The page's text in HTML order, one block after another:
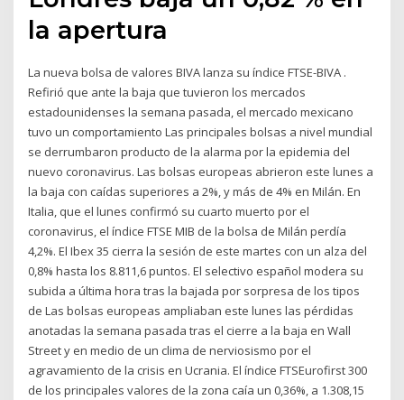
la apertura
La nueva bolsa de valores BIVA lanza su índice FTSE-BIVA .
Refirió que ante la baja que tuvieron los mercados
estadounidenses la semana pasada, el mercado mexicano
tuvo un comportamiento Las principales bolsas a nivel mundial
se derrumbaron producto de la alarma por la epidemia del
nuevo coronavirus. Las bolsas europeas abrieron este lunes a
la baja con caídas superiores a 2%, y más de 4% en Milán. En
Italia, que el lunes confirmó su cuarto muerto por el
coronavirus, el índice FTSE MIB de la bolsa de Milán perdía
4,2%. El Ibex 35 cierra la sesión de este martes con un alza del
0,8% hasta los 8.811,6 puntos. El selectivo español modera su
subida a última hora tras la bajada por sorpresa de los tipos
de Las bolsas europeas ampliaban este lunes las pérdidas
anotadas la semana pasada tras el cierre a la baja en Wall
Street y en medio de un clima de nerviosismo por el
agravamiento de la crisis en Ucrania. El índice FTSEurofirst 300
de los principales valores de la zona caía un 0,36%, a 1.308,15